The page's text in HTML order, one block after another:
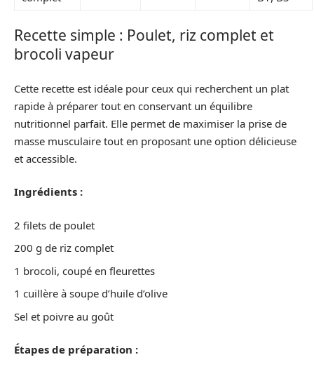
Recette simple : Poulet, riz complet et
brocoli vapeur
Cette recette est idéale pour ceux qui recherchent un plat
rapide à préparer tout en conservant un équilibre
nutritionnel parfait. Elle permet de maximiser la prise de
masse musculaire tout en proposant une option délicieuse
et accessible.
Ingrédients :
2 filets de poulet
200 g de riz complet
1 brocoli, coupé en fleurettes
1 cuillère à soupe d’huile d’olive
Sel et poivre au goût
Étapes de préparation :